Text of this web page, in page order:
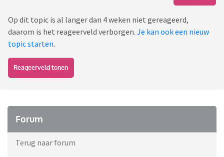
Op dit topic is al langer dan 4 weken niet gereageerd,
daarom is het reageerveld verborgen. Je kan ook een nieuw
topic starten.
Reageerveld tonen
Forum
Terug naar forum